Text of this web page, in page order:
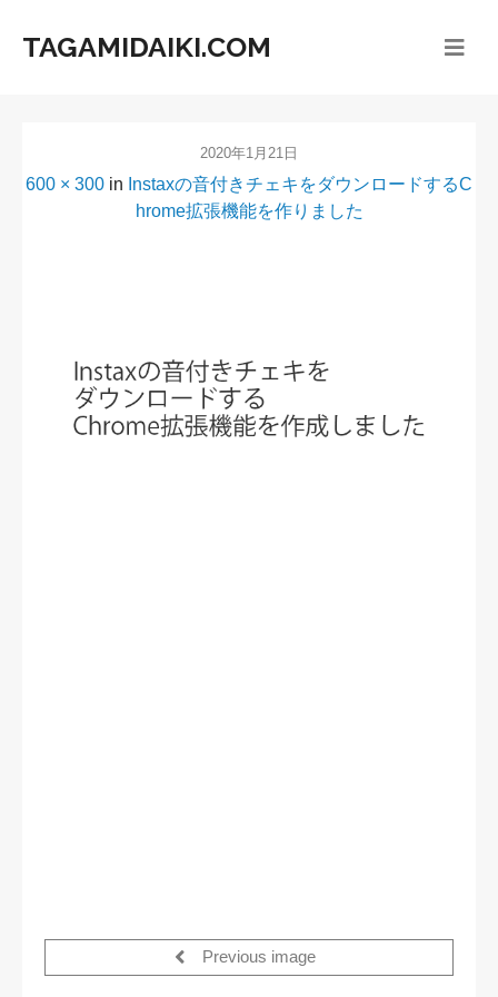
TAGAMIDAIKI.COM
2020年1月21日
600 × 300 in Instaxの音付きチェキをダウンロードするC
hrome拡張機能を作りました
Previous image